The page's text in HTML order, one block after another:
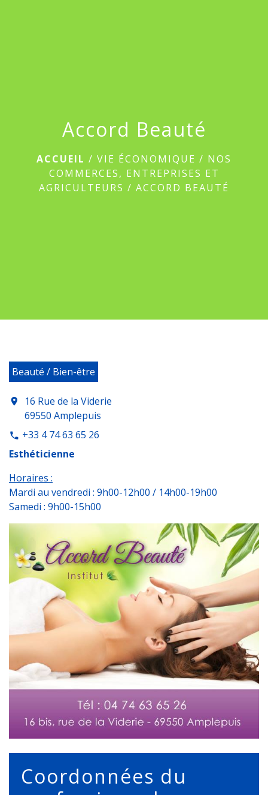
Accord Beauté
ACCUEIL / VIE ÉCONOMIQUE / NOS
COMMERCES, ENTREPRISES ET
AGRICULTEURS / ACCORD BEAUTÉ
Beauté / Bien-être
location_on
16 Rue de la Viderie
69550 Amplepuis
phone +33 4 74 63 65 26
Esthéticienne
Horaires :
Mardi au vendredi : 9h00-12h00 / 14h00-19h00
Samedi : 9h00-15h00
Coordonnées du